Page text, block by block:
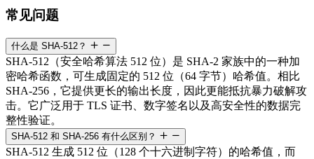
常见问题
什么是 SHA-512？
SHA-512（安全哈希算法 512 位）是 SHA-2 家族中的一种加
密哈希函数，可生成固定的 512 位（64 字节）哈希值。相比
SHA-256，它提供更长的输出长度，因此更能抵抗暴力破解攻
击。它广泛用于 TLS 证书、数字签名以及高安全性的数据完
整性验证。
SHA-512 和 SHA-256 有什么区别？
SHA-512 生成 512 位（128 个十六进制字符）的哈希值，而